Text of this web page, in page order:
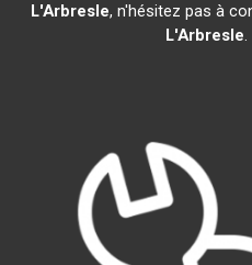
L'Arbresle, n'hésitez pas à
L'Arbresle